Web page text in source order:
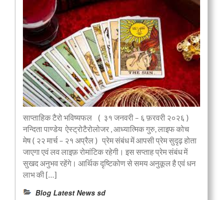
साप्ताहिक टैरो भविष्यफल ( ३१ जनवरी – ६ फ़रवरी २०२६ )
नन्दिता पाण्डेय ऐस्ट्रोटैरोलोजर , आध्यात्मिक गुरु, लाइफ कोच
मेष ( २२ मार्च – २१ अप्रैल ) प्रेम संबंध में आपसी प्रेम सुदृढ़ होता
जाएगा एवं लव लाइफ़ रोमांटिक रहेगी। इस सप्ताह प्रेम संबंध में
सुखद अनुभव रहेंगे। आर्थिक दृष्टिकोण से समय अनुकूल है एवं धन
लाभ की […]
Blog Latest News sd